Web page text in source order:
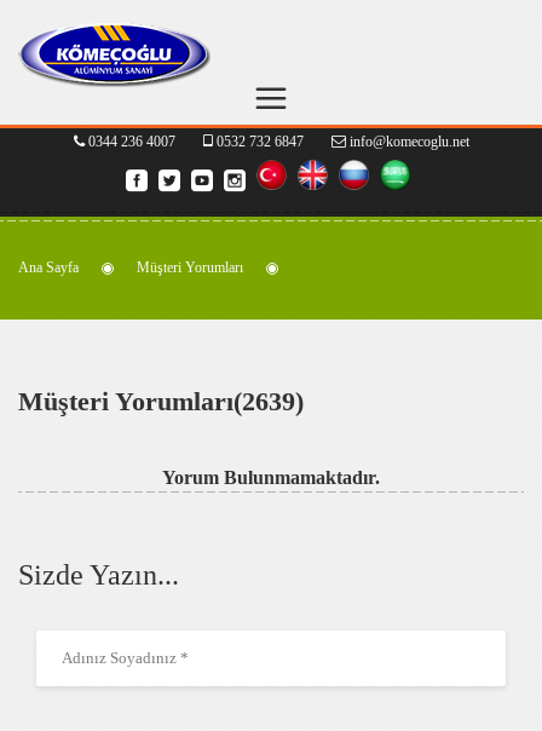
0344 236 4007 0532 732 6847 info@komecoglu.net
Ana Sayfa Müşteri Yorumları
Müşteri Yorumları(2639)
Yorum Bulunmamaktadır.
Sizde Yazın...